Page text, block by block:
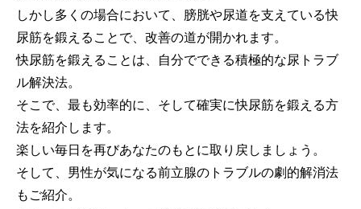
しかし多くの場合において、膀胱や尿道を支えている快
尿筋を鍛えることで、改善の道が開かれます。
快尿筋を鍛えることは、自分でできる積極的な尿トラブ
ル解決法。
そこで、最も効率的に、そして確実に快尿筋を鍛える方
法を紹介します。
楽しい毎日を再びあなたのもとに取り戻しましょう。
そして、男性が気になる前立腺のトラブルの劇的解消法
もご紹介。